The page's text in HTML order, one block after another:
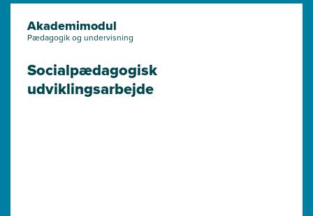
Akademimodul
Pædagogik og undervisning
Socialpædagogisk
udviklingsarbejde